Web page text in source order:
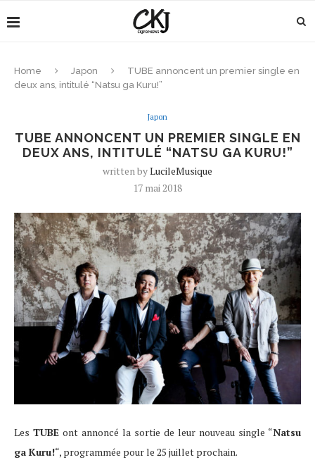
Home Japon
TUBE annoncent un premier single en
deux ans, intitulé “Natsu ga Kuru!”
Japon
TUBE ANNONCENT UN PREMIER SINGLE EN
DEUX ANS, INTITULÉ “NATSU GA KURU!”
written byLucileMusique
17 mai 2018
Les TUBE ont annoncé la sortie de leur nouveau single “Natsu
ga Kuru!“, programmée pour le 25 juillet prochain.